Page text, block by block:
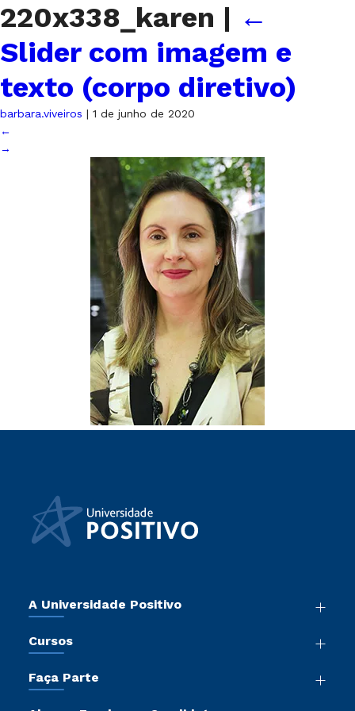
220x338_karen | ←
Slider com imagem e
texto (corpo diretivo)
barbara.viveiros | 1 de junho de 2020
←
→
A Universidade Positivo
Sala de Imprensa
Trabalhe Conosco
Cursos
Pós-Graduação
Faça Parte